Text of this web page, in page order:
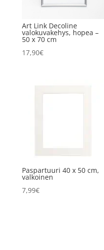
Art Link Decoline
valokuvakehys, hopea –
50 x 70 cm
17,90€
Paspartuuri 40 x 50 cm,
valkoinen
7,99€